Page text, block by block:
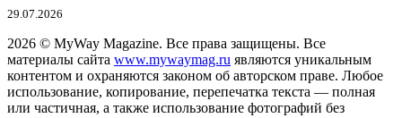
29.07.2026
2026 © MyWay Magazine. Все права защищены. Все
материалы сайта www.mywaymag.ru являются уникальным
контентом и охраняются законом об авторском праве. Любое
использование, копирование, перепечатка текста — полная
или частичная, а также использование фотографий без